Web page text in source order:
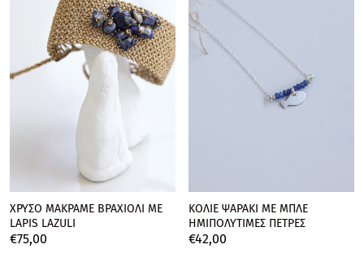
ΧΡΥΣΟ ΜΑΚΡΑΜΕ ΒΡΑΧΙΟΛΙ ΜΕ
LAPIS LAZULI
€75,00
ΚΟΛΙΕ ΨΑΡΑΚΙ ΜΕ ΜΠΛΕ
ΗΜΙΠΟΛΥΤΙΜΕΣ ΠΕΤΡΕΣ
€42,00